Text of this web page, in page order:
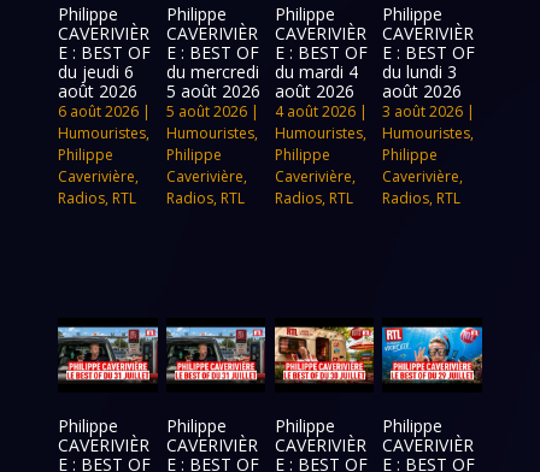
Philippe
CAVERIVIÈR
E : BEST OF
du jeudi 6
août 2026
6 août 2026 |
Humouristes,
Philippe
Caverivière,
Radios, RTL
Philippe
CAVERIVIÈR
E : BEST OF
du mercredi
5 août 2026
5 août 2026|
Humouristes,
Philippe
Caverivière,
Radios, RTL
Philippe
CAVERIVIÈR
E : BEST OF
du mardi 4
août 2026
4 août 2026|
Humouristes,
Philippe
Caverivière,
Radios, RTL
Philippe
CAVERIVIÈR
E : BEST OF
du lundi 3
août 2026
3 août 2026 |
Humouristes,
Philippe
Caverivière,
Radios, RTL
Philippe
CAVERIVIÈR
E : BEST OF
Philippe
CAVERIVIÈR
E : BEST OF
Philippe
CAVERIVIÈR
E : BEST OF
Philippe
CAVERIVIÈR
E : BEST OF